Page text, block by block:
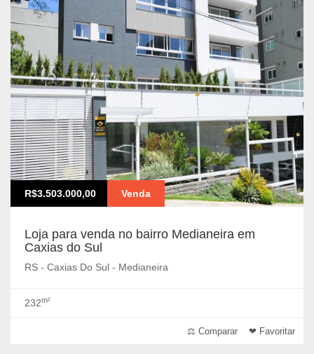
R$3.503.000,00 Venda
Loja para venda no bairro Medianeira em
Caxias do Sul
RS - Caxias Do Sul - Medianeira
232m²
⚖ Comparar ❤ Favoritar